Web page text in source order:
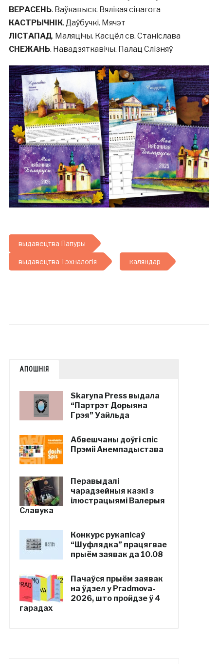
ВЕРАСЕНЬ. Ваўкавыск. Вялікая сінагога
КАСТРЫЧНІК. Даўбучкі. Мячэт
ЛІСТАПАД. Маляцічы. Касцёл св. Станіслава
СНЕЖАНЬ. Навадзяткавічы. Палац Слізняў
выдавецтва Папуры
выдавецтва Тэхналогія каляндар
АПОШНІЯ
Skaryna Press выдала
“Партрэт Дорыяна
Грэя” Уайльда
Абвешчаны доўгі спіс
Прэміі Анемпадыстава
Перавыдалі
чарадзейныя казкі з
ілюстрацыямі Валерыя
Славука
Конкурс рукапісаў
“Шуфлядка” працягвае
прыём заявак да 10.08
Пачаўся прыём заявак
на ўдзел у Pradmova-
2026, што пройдзе ў 4
гарадах